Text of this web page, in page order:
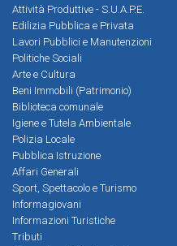
Attività Produttive - S.U.A.P.E.
Edilizia Pubblica e Privata
Lavori Pubblici e Manutenzioni
Politiche Sociali
Arte e Cultura
Beni Immobili (Patrimonio)
Biblioteca comunale
Igiene e Tutela Ambientale
Polizia Locale
Pubblica Istruzione
Affari Generali
Sport, Spettacolo e Turismo
Informagiovani
Informazioni Turistiche
Tributi